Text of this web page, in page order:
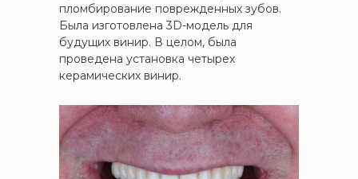
пломбирование поврежденных зубов.
Была изготовлена 3D-модель для
будущих винир. В целом, была
проведена установка четырех
керамических винир.